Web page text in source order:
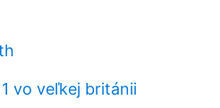
vo veľkej británii